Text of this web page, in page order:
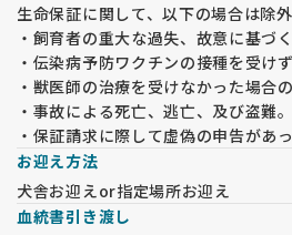
生命保証に関して、以下の場合は除外
・飼育者の重大な過失、故意に基づ
・伝染病予防ワクチンの接種を受け
・獣医師の治療を受けなかった場合
・事故による死亡、逃亡、及び盗難。
・保証請求に際して虚偽の申告があ
お迎え方法
犬舎お迎えor指定場所お迎え
血統書引き渡し